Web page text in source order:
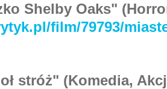
Shelby Oaks"
film/79793/
stróż" (Komedia,